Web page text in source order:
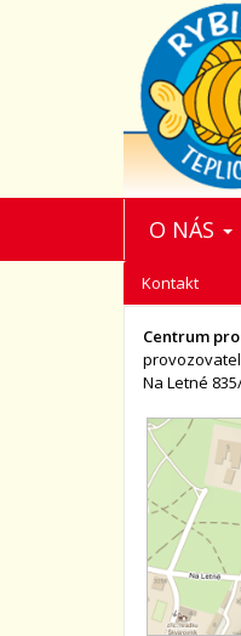
O NÁS
Kontakt
Centrum
provozovatel
Na Letné